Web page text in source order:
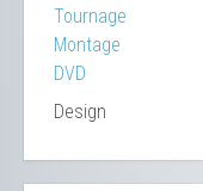
Tournage
Montage
DVD
Design